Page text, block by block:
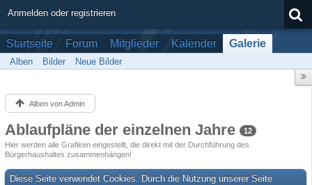
Anmelden oder registrieren
Startseite Forum Mitglieder Kalender Galerie
Alben Bilder Neue Bilder
Alben von Admin
Ablaufpläne der einzelnen Jahre
12
Hier werden alle Grafiken eingestellt, die direkt mit der Durchführung des
Bürgerhaushaltes zusammenhängen!
Diese Seite verwendet Cookies. Durch die Nutzung unserer Seite